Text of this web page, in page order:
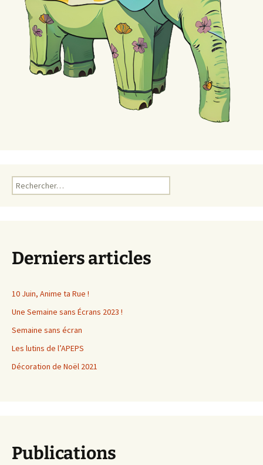
Rechercher :
Derniers articles
10 Juin, Anime ta Rue !
Une Semaine sans Écrans 2023 !
Semaine sans écran
Les lutins de l’APEPS
Décoration de Noël 2021
Publications